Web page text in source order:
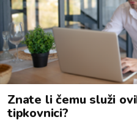
Znate li čemu služi
tipkovnici?